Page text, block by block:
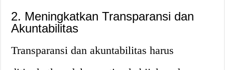
2. Meningkatkan Transparansi dan
Akuntabilitas
Transparansi dan akuntabilitas harus